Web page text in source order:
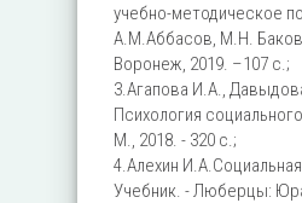
учебно-методическое
А.М.Аббасов, М.Н.
Воронеж, 2019. –107 с.;
3.Агапова И.А.,
Психология
М., 2018. - 320 с.;
4.Алехин
Учебник. - Люберцы: